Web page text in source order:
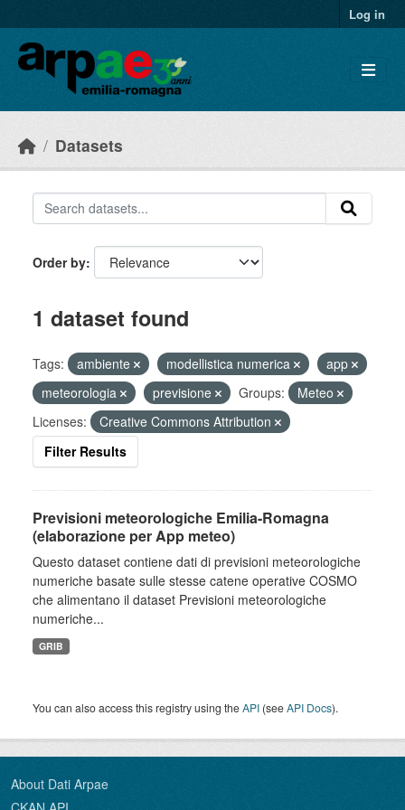
Log in
Datasets
Order by
1 dataset found
Tags: ambiente modellistica numerica
app
meteorologia
previsione Groups:
Meteo
Licenses:
Creative Commons Attribution
Filter Results
Previsioni meteorologiche Emilia-Romagna
(elaborazione per App meteo)
Questo dataset contiene dati di previsioni meteorologiche
numeriche basate sulle stesse catene operative COSMO
che alimentano il dataset Previsioni meteorologiche
numeriche...
GRIB
You can also access this registry using theAPI (seeAPI Docs).
About Dati Arpae